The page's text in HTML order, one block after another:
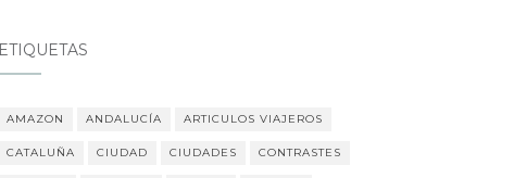
ETIQUETAS
AMAZON ANDALUCÍA ARTICULOS VIAJEROS
CATALUÑA CIUDAD CIUDADES CONTRASTES